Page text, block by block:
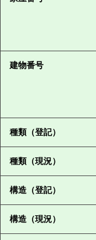
建物番号
種類（登記）
種類（現況）
構造（登記）
構造（現況）